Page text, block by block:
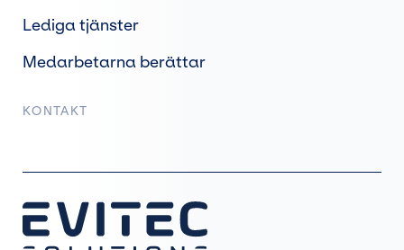
Lediga tjänster
Medarbetarna berättar
KONTAKT